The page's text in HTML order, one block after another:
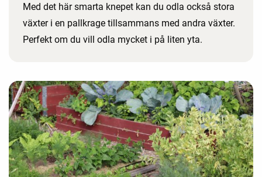
Med det här smarta knepet kan du odla också stora
växter i en pallkrage tillsammans med andra växter.
Perfekt om du vill odla mycket i på liten yta.